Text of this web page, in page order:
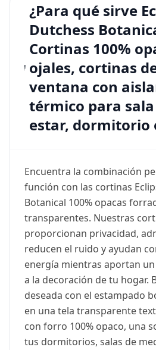
¿Para qué sirve
Dutchess
Cortinas 100%
ojales, cortinas
ventana con
térmico para
estar, dormitorio
Encuentra la combinación
función con las cortinas
Botanical 100% opacas
transparentes. Nuestras
proporcionan privacidad,
reducen el ruido y ayudan
energía mientras aportan
a la decoración de tu hogar.
deseada con el estampado
en una tela transparente
con forro 100% opaco, una
tus dormitorios, salas de